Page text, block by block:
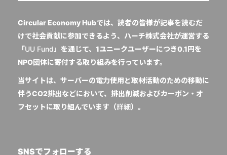
Circular Economy Hubでは、読者の皆様が記事を読むだ
けで社会貢献に参加できるよう、ハーチ株式会社が運営する
「UU Fund 」を通じて、1ユニークユーザーにつき0.1円を
NPO団体に寄付する取り組みを行っています。
当サイトは、サーバーの電力使用と取材活動のための移動に
伴うCO2排出などにおいて、排出削減およびカーボン・オ
フセットに取り組んでいます（詳細）。
SNSでフォローする